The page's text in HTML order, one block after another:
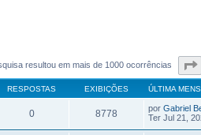
resultou em mais de 1000 ocorrências
RESPOSTAS EXIBIÇÕES ÚLTIMA
0 8778 por Gabriel
Ter Jul 21,